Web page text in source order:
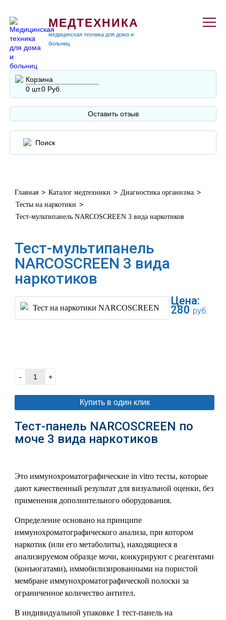
МЕДТЕХНИКА
медицинская техника для дома и
больниц
Корзина
0 шт.0 Руб.
Оставить отзыв
Главная > Каталог медтехники > Диагностика организма >
Тесты на наркотики >
Тест-мультипанель NARCOSCREEN 3 вида наркотиков
Тест-мультипанель
NARCOSCREEN 3 вида
наркотиков
Цена:
280 руб.
- +
Купить в один клик
Тест-панель NARCOSCREEN по
моче 3 вида наркотиков
Это иммунохроматографические in vitro тесты, которые
дают качественный результат для визуальной оценки, без
применения дополнительного оборудования.
Определение основано на принципе
иммунохроматографического анализа, при котором
наркотик (или его метаболиты), находящиеся в
анализируемом образце мочи, конкурируют с реагентами
(конъюгатами), иммобилизированными на пористой
мембране иммунохроматографической полоски за
ограниченное количество антител.
В индивидуальной упаковке 1 тест-панель на